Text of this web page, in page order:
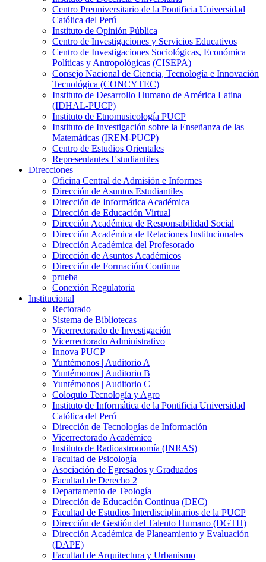
Centro Preuniversitario de la Pontificia Universidad
Católica del Perú
Instituto de Opinión Pública
Centro de Investigaciones y Servicios Educativos
Centro de Investigaciones Sociológicas, Económica
Políticas y Antropológicas (CISEPA)
Consejo Nacional de Ciencia, Tecnología e Innovación
Tecnológica (CONCYTEC)
Instituto de Desarrollo Humano de América Latina
(IDHAL-PUCP)
Instituto de Etnomusicología PUCP
Instituto de Investigación sobre la Enseñanza de las
Matemáticas (IREM-PUCP)
Centro de Estudios Orientales
Representantes Estudiantiles
Direcciones
Oficina Central de Admisión e Informes
Dirección de Asuntos Estudiantiles
Dirección de Informática Académica
Dirección de Educación Virtual
Dirección Académica de Responsabilidad Social
Dirección Académica de Relaciones Institucionales
Dirección Académica del Profesorado
Dirección de Asuntos Académicos
Dirección de Formación Continua
prueba
Conexión Regulatoria
Institucional
Rectorado
Sistema de Bibliotecas
Vicerrectorado de Investigación
Vicerrectorado Administrativo
Innova PUCP
Yuntémonos | Auditorio A
Yuntémonos | Auditorio B
Yuntémonos | Auditorio C
Coloquio Tecnología y Agro
Instituto de Informática de la Pontificia Universidad
Católica del Perú
Dirección de Tecnologías de Información
Vicerrectorado Académico
Instituto de Radioastronomía (INRAS)
Facultad de Psicología
Asociación de Egresados y Graduados
Facultad de Derecho 2
Departamento de Teología
Dirección de Educación Continua (DEC)
Facultad de Estudios Interdisciplinarios de la PUCP
Dirección de Gestión del Talento Humano (DGTH)
Dirección Académica de Planeamiento y Evaluación
(DAPE)
Facultad de Arquitectura y Urbanismo